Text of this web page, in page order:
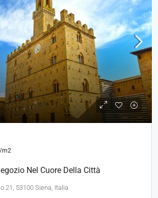
/m2
Nel Cuore Della Città
21, 53100 Siena, Italia